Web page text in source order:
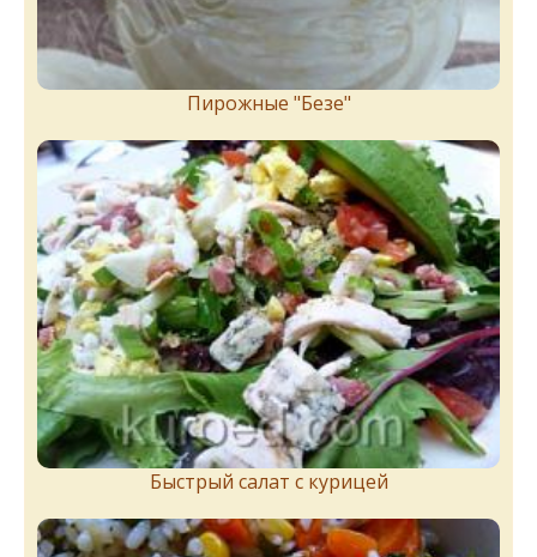
Пирожныe "Бeзe"
Быстрый салат с курицей